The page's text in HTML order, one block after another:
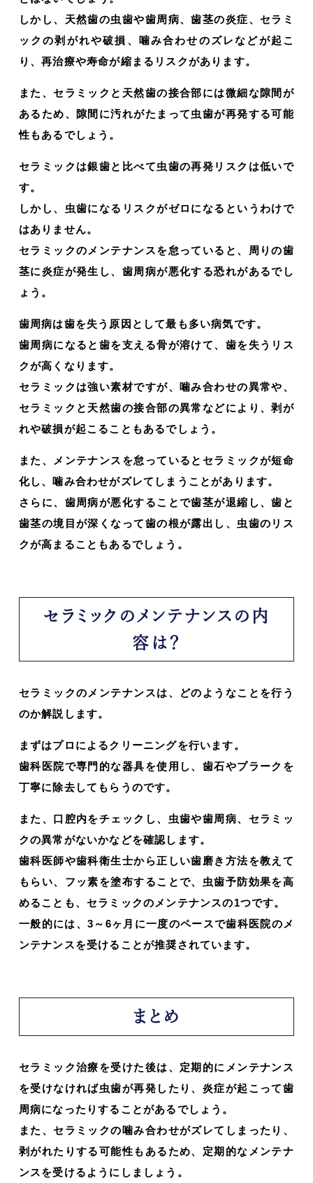
しかし、天然歯の虫歯や歯周病、歯茎の炎症、セラミ
ックの剥がれや破損、噛み合わせのズレなどが起こ
り、再治療や寿命が縮まるリスクがあります。
また、セラミックと天然歯の接合部には微細な隙間が
あるため、隙間に汚れがたまって虫歯が再発する可能
性もあるでしょう。
セラミックは銀歯と比べて虫歯の再発リスクは低いで
す。
しかし、虫歯になるリスクがゼロになるというわけで
はありません。
セラミックのメンテナンスを怠っていると、周りの歯
茎に炎症が発生し、歯周病が悪化する恐れがあるでし
ょう。
歯周病は歯を失う原因として最も多い病気です。
歯周病になると歯を支える骨が溶けて、歯を失うリス
クが高くなります。
セラミックは強い素材ですが、噛み合わせの異常や、
セラミックと天然歯の接合部の異常などにより、剥が
れや破損が起こることもあるでしょう。
また、メンテナンスを怠っているとセラミックが短命
化し、噛み合わせがズレてしまうことがあります。
さらに、歯周病が悪化することで歯茎が退縮し、歯と
歯茎の境目が深くなって歯の根が露出し、虫歯のリス
クが高まることもあるでしょう。
セラミックのメンテナンスの内
容は？
セラミックのメンテナンスは、どのようなことを行う
のか解説します。
まずはプロによるクリーニングを行います。
歯科医院で専門的な器具を使用し、歯石やプラークを
丁寧に除去してもらうのです。
また、口腔内をチェックし、虫歯や歯周病、セラミッ
クの異常がないかなどを確認します。
歯科医師や歯科衛生士から正しい歯磨き方法を教えて
もらい、フッ素を塗布することで、虫歯予防効果を高
めることも、セラミックのメンテナンスの1つです。
一般的には、3～6ヶ月に一度のペースで歯科医院のメ
ンテナンスを受けることが推奨されています。
まとめ
セラミック治療を受けた後は、定期的にメンテナンス
を受けなければ虫歯が再発したり、炎症が起こって歯
周病になったりすることがあるでしょう。
また、セラミックの噛み合わせがズレてしまったり、
剥がれたりする可能性もあるため、定期的なメンテナ
ンスを受けるようにしましょう。